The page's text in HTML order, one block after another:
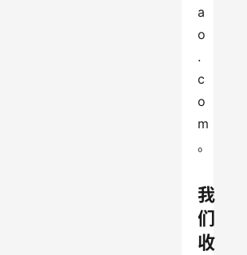
a
o
.
c
o
m
。
我
们
收